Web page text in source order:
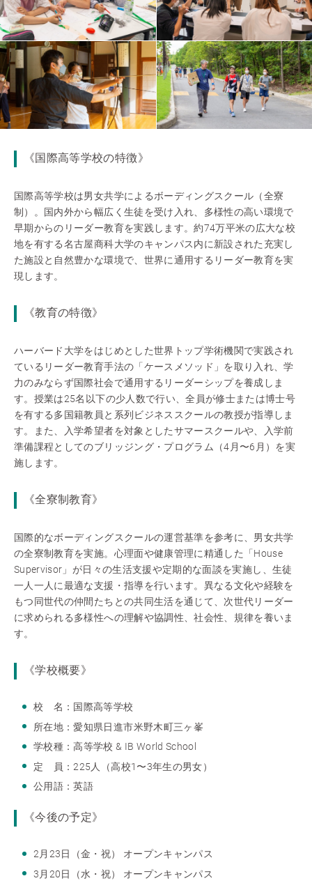
《国際高等学校の特徴》
国際高等学校は男女共学によるボーディングスクール（全寮
制）。国内外から幅広く生徒を受け入れ、多様性の高い環境で
早期からのリーダー教育を実践します。約74万平米の広大な校
地を有する名古屋商科大学のキャンパス内に新設された充実し
た施設と自然豊かな環境で、世界に通用するリーダー教育を実
現します。
《教育の特徴》
ハーバード大学をはじめとした世界トップ学術機関で実践され
ているリーダー教育手法の「ケースメソッド」を取り入れ、学
力のみならず国際社会で通用するリーダーシップを養成しま
す。授業は25名以下の少人数で行い、全員が修士または博士号
を有する多国籍教員と系列ビジネススクールの教授が指導しま
す。また、入学希望者を対象としたサマースクールや、入学前
準備課程としてのブリッジング・プログラム（4月〜6月）を実
施します。
《全寮制教育》
国際的なボーディングスクールの運営基準を参考に、男女共学
の全寮制教育を実施。心理面や健康管理に精通した「House
Supervisor」が日々の生活支援や定期的な面談を実施し、生徒
一人一人に最適な支援・指導を行います。異なる文化や経験を
もつ同世代の仲間たちとの共同生活を通じて、次世代リーダー
に求められる多様性への理解や協調性、社会性、規律を養いま
す。
《学校概要》
校 名：国際高等学校
所在地：愛知県日進市米野木町三ヶ峯
学校種：高等学校 & IB World School
定 員：225人（高校1〜3年生の男女）
公用語：英語
《今後の予定》
2月23日（金・祝） オープンキャンパス
3月20日（水・祝） オープンキャンパス